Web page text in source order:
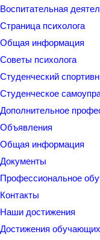
Воспитательная
Страница психолога
Общая информация
Советы психолога
Студенческий
Студенческое
Дополнительное
Объявления
Общая информация
Документы
Профессиональное
Контакты
Наши достижения
Достижения